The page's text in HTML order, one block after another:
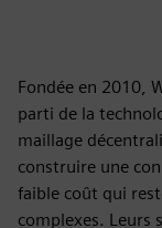
Fondée en 2010,
parti de la
maillage
construire une
faible coût qui
complexes. Leurs